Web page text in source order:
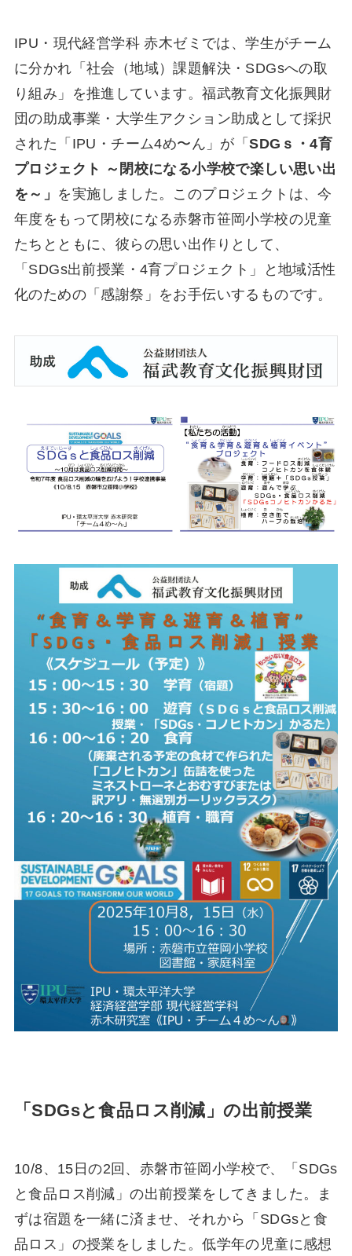
IPU・現代経営学科 赤木ゼミでは、学生がチーム
に分かれ「社会（地域）課題解決・SDGsへの取
り組み」を推進しています。福武教育文化振興財
団の助成事業・大学生アクション助成として採択
された「IPU・チーム4め〜ん」が「SDG ｓ・4育
プロジェクト ～閉校になる小学校で楽しい思い出
を～」 を実施しました。このプロジェクトは、今
年度をもって閉校になる赤磐市笹岡小学校の児童
たちとともに、彼らの思い出作りとして、
「SDGs出前授業・4育プロジェクト」と地域活性
化のための「感謝祭」をお手伝いするものです。
「SDGsと食品ロス削減」の出前授業
10/8、15日の2回、赤磐市笹岡小学校で、「SDGs
と食品ロス削減」の出前授業をしてきました。ま
ずは宿題を一緒に済ませ、それから「SDGsと食
品ロス」の授業をしました。低学年の児童に感想